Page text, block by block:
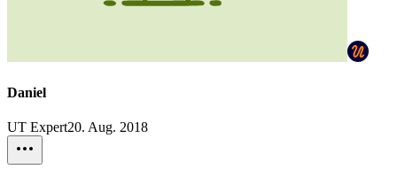
Daniel
UT Expert20. Aug. 2018